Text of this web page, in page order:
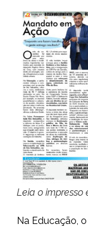
Leia o impresso
Na Educação,